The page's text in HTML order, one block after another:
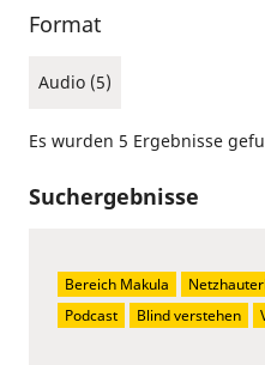
Format
Audio (5)
Es wurden 5 Ergebnisse
Suchergebnisse
Bereich Makula
Podcast
Blind verstehen